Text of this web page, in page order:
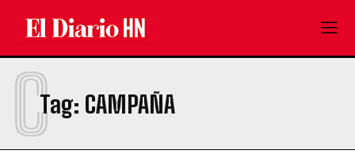
Tag: CAMPAÑA
C